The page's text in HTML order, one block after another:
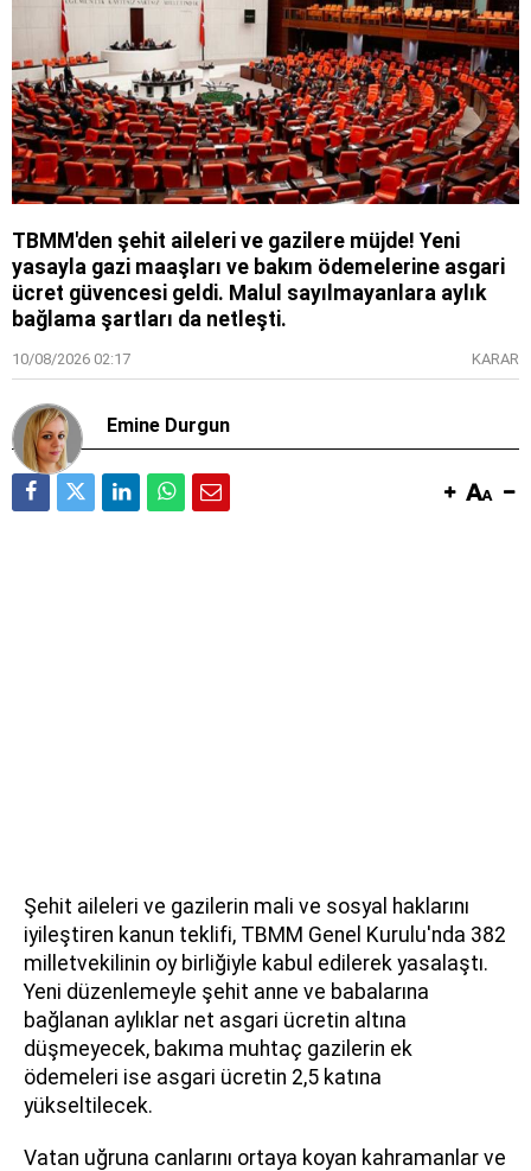
TBMM'den şehit aileleri ve gazilere müjde! Yeni
yasayla gazi maaşları ve bakım ödemelerine asgari
ücret güvencesi geldi. Malul sayılmayanlara aylık
bağlama şartları da netleşti.
10/08/2026 02:17 KARAR
Emine Durgun
Şehit aileleri ve gazilerin mali ve sosyal haklarını
iyileştiren kanun teklifi, TBMM Genel Kurulu'nda 382
milletvekilinin oy birliğiyle kabul edilerek yasalaştı.
Yeni düzenlemeyle şehit anne ve babalarına
bağlanan aylıklar net asgari ücretin altına
düşmeyecek, bakıma muhtaç gazilerin ek
ödemeleri ise asgari ücretin 2,5 katına
yükseltilecek.
Vatan uğruna canlarını ortaya koyan kahramanlar ve